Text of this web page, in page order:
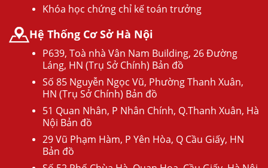
Khóa học chứng chỉ kế toán trưởng
Hệ Thống Cơ Sở Hà Nội
P639, Toà nhà Vân Nam Building, 26 Đường
Láng, HN (Trụ Sở Chính) Bản đồ
Số 85 Nguyễn Ngọc Vũ, Phường Thanh Xuân,
HN (Trụ Sở Chính) Bản đồ
51 Quan Nhân, P Nhân Chính, Q.Thanh Xuân, Hà
Nội Bản đồ
29 Vũ Phạm Hàm, P Yên Hòa, Q Cầu Giấy, HN
Bản đồ